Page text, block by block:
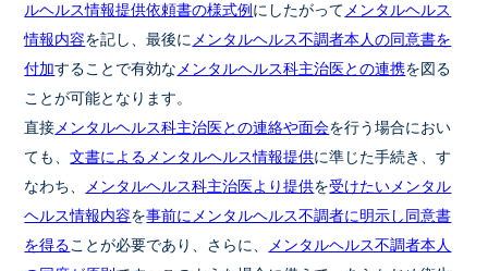
ルヘルス情報提供依頼書の様式例 にしたがってメンタルヘルス
情報内容を記し、最後にメンタルヘルス不調者本人の同意書を
付加することで有効なメンタルヘルス科主治医との連携を図る
ことが可能となります。
直接メンタルヘルス科主治医との連絡や面会を行う場合におい
ても、文書によるメンタルヘルス情報提供に準じた手続き、す
なわち、
メンタルヘルス科主治医より提供を受けたいメンタル
ヘルス情報内容を事前にメンタルヘルス不調者に明示し同意書
を得ることが必要であり、さらに、
メンタルヘルス不調者本人